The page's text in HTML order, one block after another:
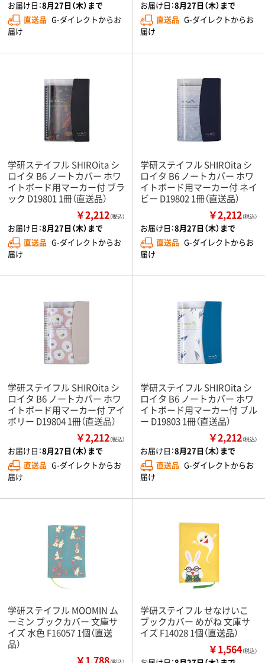
お届け日：8月27日（木）まで
直送品 G-ダイレクトからお
届け
お届け日：8月27日（木）まで
直送品 G-ダイレクトからお
届け
学研ステイフル SHIROita シ
ロイタ B6 ノートカバー ホワ
イトボード用マーカー付 ブラ
ック D19801 1冊（直送品）
￥2,212（税込）
お届け日：8月27日（木）まで
直送品 G-ダイレクトからお
届け
学研ステイフル SHIROita シ
ロイタ B6 ノートカバー ホワ
イトボード用マーカー付 ネイ
ビー D19802 1冊（直送品）
￥2,212（税込）
お届け日：8月27日（木）まで
直送品 G-ダイレクトからお
届け
学研ステイフル SHIROita シ
ロイタ B6 ノートカバー ホワ
イトボード用マーカー付 アイ
ボリー D19804 1冊（直送品）
￥2,212（税込）
お届け日：8月27日（木）まで
直送品 G-ダイレクトからお
届け
学研ステイフル SHIROita シ
ロイタ B6 ノートカバー ホワ
イトボード用マーカー付 ブル
ー D19803 1冊（直送品）
￥2,212（税込）
お届け日：8月27日（木）まで
直送品 G-ダイレクトからお
届け
学研ステイフル MOOMIN ム
ーミン ブックカバー 文庫サ
イズ 水色 F16057 1個（直送
品）
￥1,788
学研ステイフル せなけいこ
ブックカバー めがね 文庫サ
イズ F14028 1個（直送品）
￥1,564（税込）